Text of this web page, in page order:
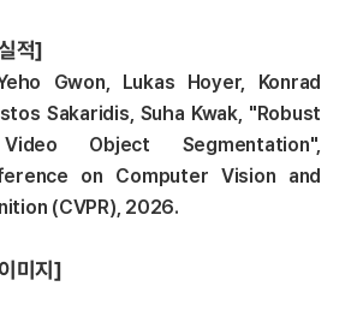
적]
Gwon, Lukas Hoyer, Konrad
Sakaridis, Suha Kwak, "Robust
Object Segmentation",
on Computer Vision and
(CVPR), 2026.
미지]